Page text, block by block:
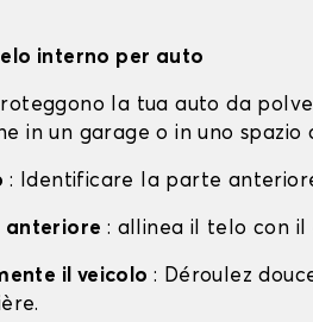
interno per auto
la tua auto da
in un garage o in uno spazio
: Identificare la parte
anteriore : allinea il telo con il
il veicolo : Déroulez